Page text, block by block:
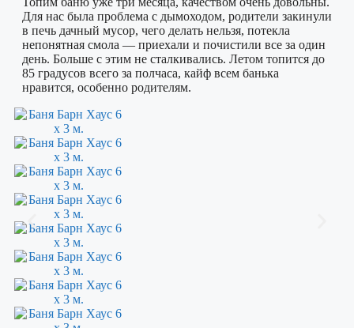
Для нас была проблема с дымоходом, родители закинули
в печь дачный мусор, чего делать нельзя, потекла
непонятная смола — приехали и почистили все за один
день. Больше с этим не сталкивались. Летом топится до
85 градусов всего за полчаса, кайф всем банька
нравится, особенно родителям.